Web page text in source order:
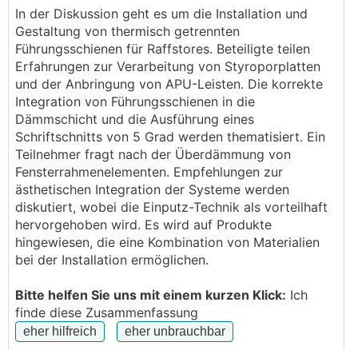
frei sind und man einen Absatz sieht?
Und habt ihr Alu Fensterbänke genommen oder
helopal marmor?
Wenn ihr Fotos von fertigen Kunstwerken habt,
immer nur her damit.
Danke
In der Diskussion geht es um die Installation und
Gestaltung von thermisch getrennten
Führungsschienen für Raffstores. Beteiligte teilen
Erfahrungen zur Verarbeitung von Styroporplatten
und der Anbringung von APU-Leisten. Die korrekte
Integration von Führungsschienen in die
Dämmschicht und die Ausführung eines
Schriftschnitts von 5 Grad werden thematisiert. Ein
Teilnehmer fragt nach der Überdämmung von
Fensterrahmenelementen. Empfehlungen zur
ästhetischen Integration der Systeme werden
diskutiert, wobei die Einputz-Technik als vorteilhaft
hervorgehoben wird. Es wird auf Produkte
hingewiesen, die eine Kombination von Materialien
bei der Installation ermöglichen.
Bitte helfen Sie uns mit einem kurzen Klick: Ich
finde diese Zusammenfassung